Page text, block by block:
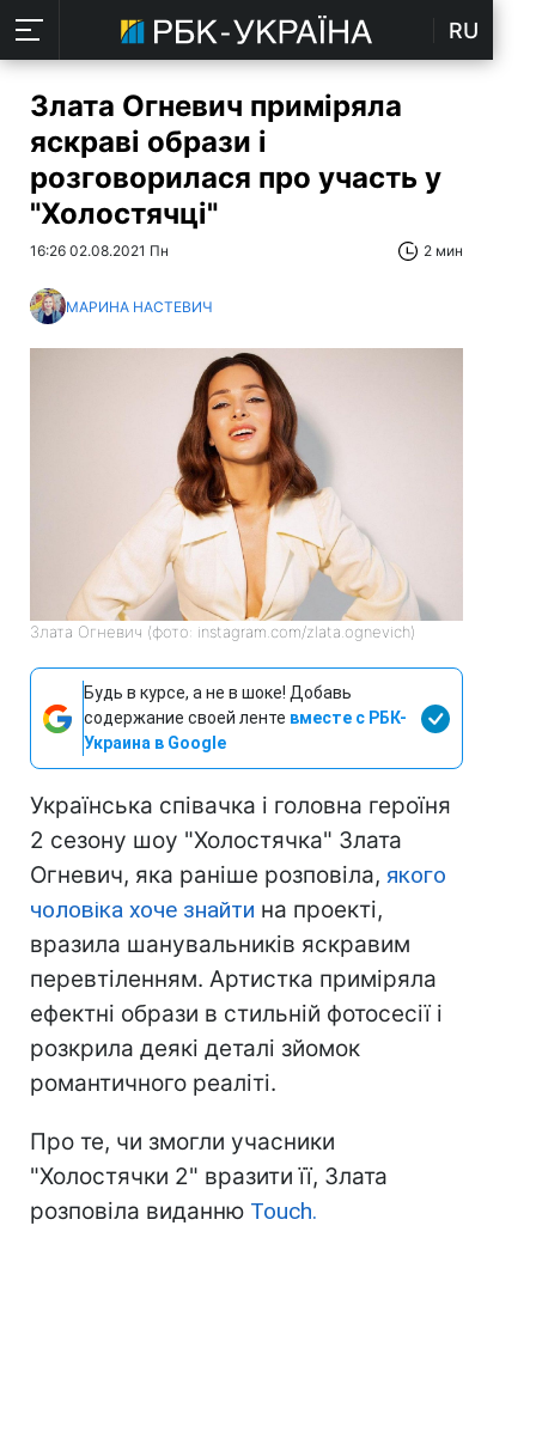
RU
Злата Огневич приміряла
яскраві образи і
розговорилася про участь у
"Холостячці"
16:26 02.08.2021 Пн 2 мин
МАРИНА НАСТЕВИЧ
Злата Огневич (фото: instagram.com/zlata.ognevich)
Будь в курсе, а не в шоке! Добавь
содержание своей ленте вместе с РБК-
Украина в Google
Українська співачка і головна героїня
2 сезону шоу "Холостячка" Злата
Огневич, яка раніше розповіла, якого
чоловіка хоче знайти на проекті,
вразила шанувальників яскравим
перевтіленням. Артистка приміряла
ефектні образи в стильній фотосесії і
розкрила деякі деталі зйомок
романтичного реаліті.
Про те, чи змогли учасники
"Холостячки 2" вразити її, Злата
розповіла виданню Touch.